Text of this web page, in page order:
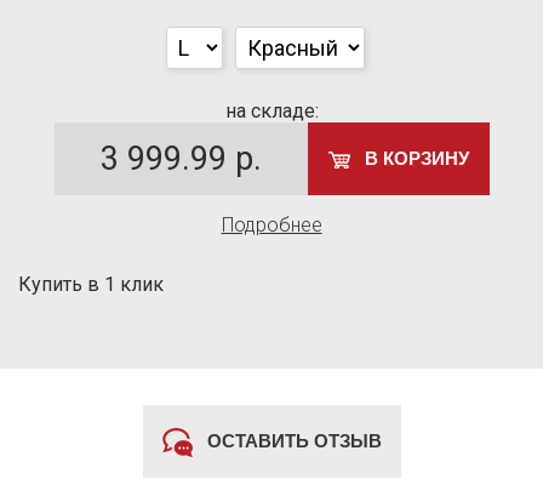
на складе:
3 999.99 р. В КОРЗИНУ
Подробнее
Купить в 1 клик
ОСТАВИТЬ ОТЗЫВ